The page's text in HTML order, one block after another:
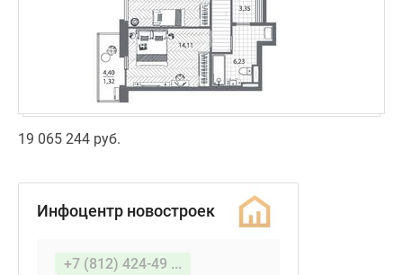
19 065 244 руб.
Инфоцентр новостроек
+7 (812) 424-49 ...